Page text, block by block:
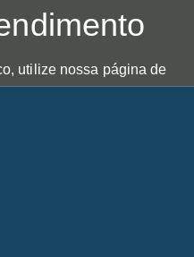
utilize nossa página de